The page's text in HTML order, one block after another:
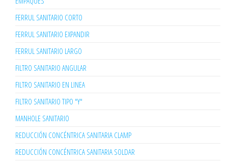
FERRUL SANITARIO CORTO
FERRUL SANITARIO EXPANDIR
FERRUL SANITARIO LARGO
FILTRO SANITARIO ANGULAR
FILTRO SANITARIO EN LINEA
FILTRO SANITARIO TIPO "Y"
MANHOLE SANITARIO
REDUCCIÓN CONCÉNTRICA SANITARIA CLAMP
REDUCCIÓN CONCÉNTRICA SANITARIA SOLDAR